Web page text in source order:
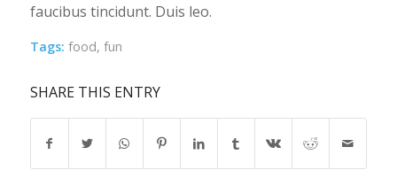
faucibus tincidunt. Duis leo.
Tags: food, fun
SHARE THIS ENTRY